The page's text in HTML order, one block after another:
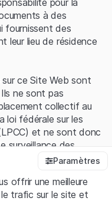
pour la
à des
fournissent des
leur lieu de résidence
ce Site Web sont
ne sont pas
collectif au
loi fédérale sur les
et ne sont donc
surveillance des
auprès de la
prévue par la LPCC.
Paramètres
offrir une meilleure
trafic sur le site et